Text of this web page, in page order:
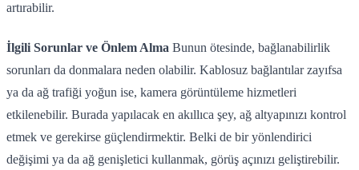
artırabilir.
İlgili Sorunlar ve Önlem Alma Bunun ötesinde, bağlanabilirlik
sorunları da donmalara neden olabilir. Kablosuz bağlantılar zayıfsa
ya da ağ trafiği yoğun ise, kamera görüntüleme hizmetleri
etkilenebilir. Burada yapılacak en akıllıca şey, ağ altyapınızı kontrol
etmek ve gerekirse güçlendirmektir. Belki de bir yönlendirici
değişimi ya da ağ genişletici kullanmak, görüş açınızı geliştirebilir.